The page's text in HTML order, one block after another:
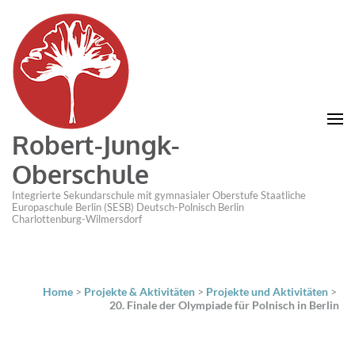
Robert-Jungk-
Oberschule
Integrierte Sekundarschule mit gymnasialer Oberstufe Staatliche
Europaschule Berlin (SESB) Deutsch-Polnisch Berlin
Charlottenburg-Wilmersdorf
Home > Projekte & Aktivitäten > Projekte und Aktivitäten >
20. Finale der Olympiade für Polnisch in Berlin